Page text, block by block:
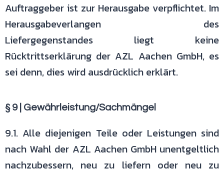
Auftraggeber ist zur Herausgabe verpflichtet. Im
Herausgabeverlangen des
Liefergegenstandes liegt keine
Rücktrittserklärung der AZL Aachen GmbH, es
sei denn, dies wird ausdrücklich erklärt.
§ 9 | Gewährleistung/Sachmängel
9.1. Alle diejenigen Teile oder Leistungen sind
nach Wahl der AZL Aachen GmbH unentgeltlich
nachzubessern, neu zu liefern oder neu zu